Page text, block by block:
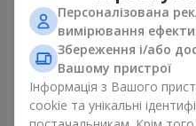
Квіти в коробці "15 рожевих
троянд"
2 587 грн
Замовити
Персоналізована
вимірювання
Збереження і/або
Вашому пристрої
Інформація з Вашого
cookie та унікальні